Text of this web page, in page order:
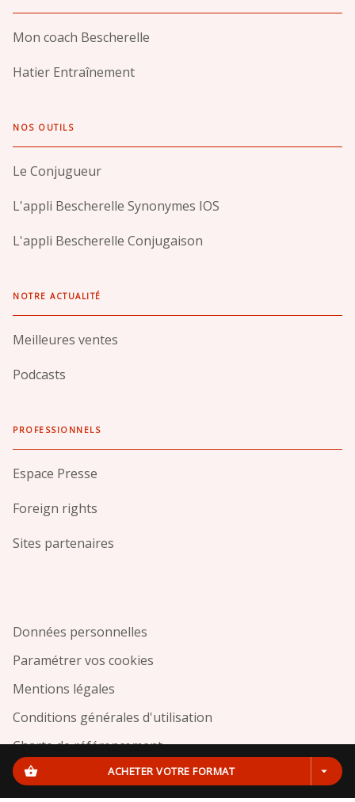
shopping_basket ACHETER VOTRE FORMAT arrow_drop_down
Mon coach Bescherelle
Hatier Entraînement
NOS OUTILS
Le Conjugueur
L'appli Bescherelle Synonymes IOS
L'appli Bescherelle Conjugaison
NOTRE ACTUALITÉ
Meilleures ventes
Podcasts
PROFESSIONNELS
Espace Presse
Foreign rights
Sites partenaires
Données personnelles
Paramétrer vos cookies
Mentions légales
Conditions générales d'utilisation
Charte de référencement